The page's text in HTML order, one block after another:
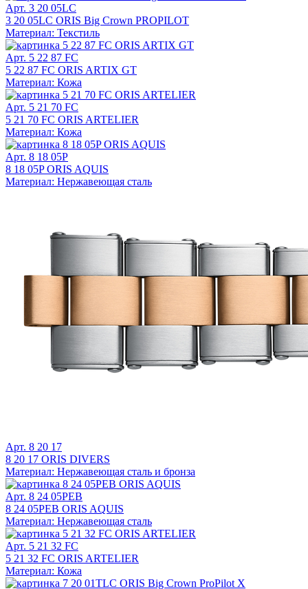
Арт. 3 20 05LC
3 20 05LC ORIS Big Crown PROPILOT
Материал: Текстиль
Арт. 5 22 87 FC
5 22 87 FC ORIS ARTIX GT
Материал: Кожа
Арт. 5 21 70 FC
5 21 70 FC ORIS ARTELIER
Материал: Кожа
Арт. 8 18 05P
8 18 05P ORIS AQUIS
Материал: Нержавеющая сталь
Арт. 8 20 17
8 20 17 ORIS DIVERS
Материал: Нержавеющая сталь и бронза
Арт. 8 24 05PEB
8 24 05PEB ORIS AQUIS
Материал: Нержавеющая сталь
Арт. 5 21 32 FC
5 21 32 FC ORIS ARTELIER
Материал: Кожа